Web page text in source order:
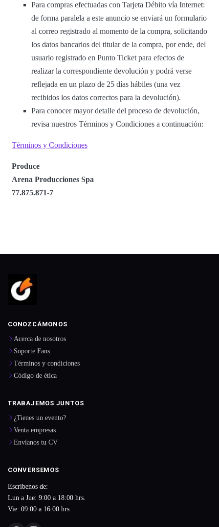
Para compras efectuadas con Tarjeta Débito vía Internet:
de forma paralela a este anuncio se enviará un formulario
al correo registrado al momento de la compra, solicitando
los datos bancarios del titular de la compra, por ende, del
usuario registrado en Punto Ticket para efectos de
realizar la correspondiente devolución y podrá verse
reflejada en un plazo de 25 días hábiles (una vez
recibidos los datos correctos para la devolución).
Para conocer mayor detalle del proceso de devolución,
revisa nuestros Términos y Condiciones a continuación:
Términos y Condiciones
Produce
Arena Producciones Spa
77.875.871-7
CONOZCÁMONOS
Acerca de nosotros
Soporte Fans
Términos y condiciones
Código de ética
TRABAJEMOS JUNTOS
¿Tienes un evento?
Venta empresas
Envíanos tu CV
CONVERSEMOS
Escríbenos de:
Lun a Jue: 9:00 a 18:00 hrs.
Vie: 09:00 a 16:00 hrs.